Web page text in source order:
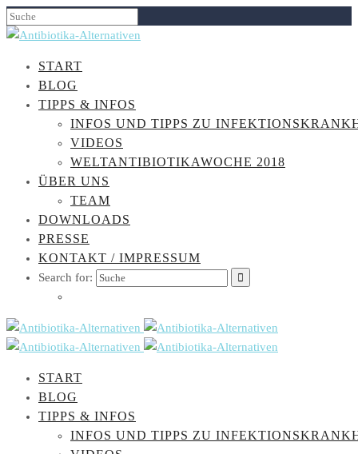
START
BLOG
TIPPS & INFOS
INFOS UND TIPPS ZU
VIDEOS
WELTANTIBIOTIKAWOCHE 2018
ÜBER UNS
TEAM
DOWNLOADS
PRESSE
KONTAKT / IMPRESSUM
Search for:
START
BLOG
TIPPS & INFOS
INFOS UND TIPPS ZU